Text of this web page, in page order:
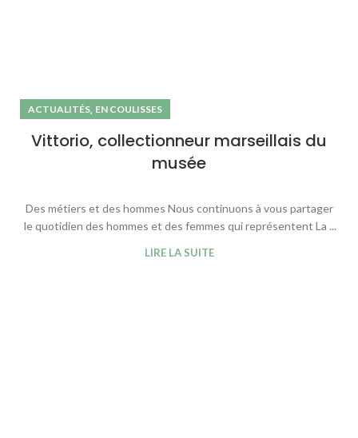
ACTUALITÉS, EN COULISSES
Vittorio, collectionneur marseillais du
musée
Des métiers et des hommes Nous continuons à vous partager
le quotidien des hommes et des femmes qui représentent La ...
LIRE LA SUITE